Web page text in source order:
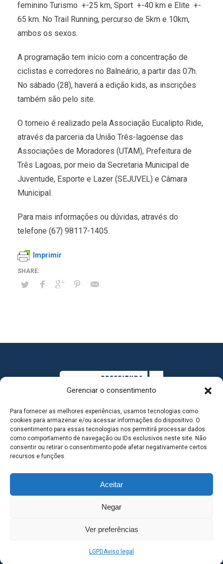
Gerenciar o consentimento
Para fornecer as melhores experiências, usamos tecnologias como
cookies para armazenar e/ou acessar informações do dispositivo. O
consentimento para essas tecnologias nos permitirá processar dados
como comportamento de navegação ou IDs exclusivos neste site. Não
consentir ou retirar o consentimento pode afetar negativamente certos
recursos e funções.
Aceitar
Negar
Ver preferências
LGPDAviso legal
feminino Turismo +-25 km, Sport +-40 km e Elite +-
65 km. No Trail Running, percurso de 5km e 10km,
ambos os sexos.
A programação tem início com a concentração de
ciclistas e corredores no Balneário, a partir das 07h.
No sábado (28), haverá a edição kids, as inscrições
também são pelo site.
O torneio é realizado pela Associação Eucalipto Ride,
através da parceria da União Três-lagoense das
Associações de Moradores (UTAM), Prefeitura de
Três Lagoas, por meio da Secretaria Municipal de
Juventude, Esporte e Lazer (SEJUVEL) e Câmara
Municipal.
Para mais informações ou dúvidas, através do
telefone (67) 98117-1405.
Imprimir
MAPA DO SITE
SEDE DO ADMINISTRATIVO MUNICIPAL - Avenida